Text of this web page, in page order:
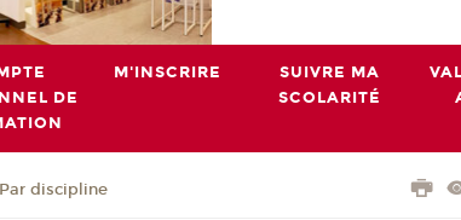
DE
M'INSCRIRE
SUIVRE MA
SCOLARITÉ
Par discipline